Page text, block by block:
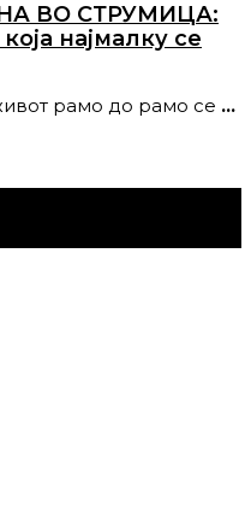
ВО СТРУМИЦА:
најмалку се
рамо до рамо се …